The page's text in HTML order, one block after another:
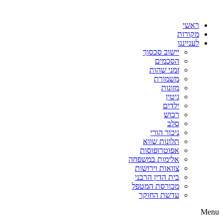
ראשי
מקורות
לענייננו
יישוב סכסוך
הסכמים
זמני שהות
משמורת
מזונות
גיטין
ילדים
רכוש
סלב
ניכור הורי
תלונות שווא
אפוטרופוסות
אלימות במשפחה
צוואות וירושות
בית הדין הרבני
מכורסת המטפל
עדשת החוקר
Menu